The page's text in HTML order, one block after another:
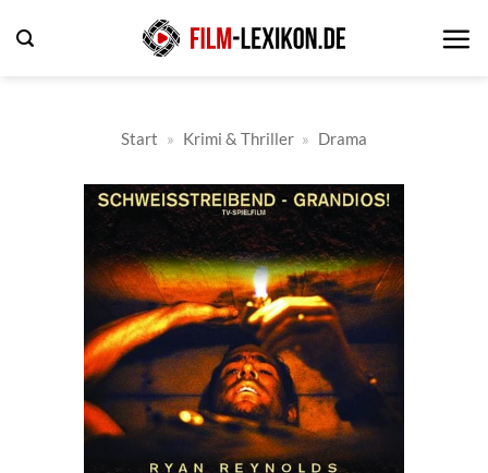
Inhalt
Start » Krimi & Thriller » Drama